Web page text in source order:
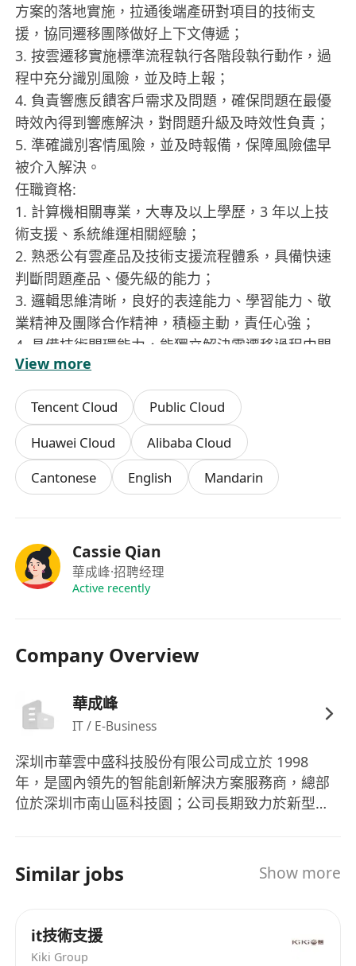
方案的落地實施，拉通後端產研對項目的技術支
援，協同遷移團隊做好上下文傳遞；
3. 按雲遷移實施標準流程執行各階段執行動作，過
程中充分識別風險，並及時上報；
4. 負責響應反饋客戶需求及問題，確保問題在最優
時效內得到響應解決，對問題升級及時效性負責；
5. 準確識別客情風險，並及時報備，保障風險儘早
被介入解決。
任職資格:
1. 計算機相關專業，大專及以上學歷，3 年以上技
術支援、系統維運相關經驗；
2. 熟悉公有雲產品及技術支援流程體系，具備快速
判斷問題產品、優先級的能力；
3. 邏輯思維清晰，良好的表達能力、學習能力、敬
業精神及團隊合作精神，積極主動，責任心強；
4. 具備技術閉環能力，能獨立解決雲遷移過程中問
題；
5. 熟悉 DNS、TCP/IP、HTTP、VPN 等協定堆應用
場景，故障排除方面擁有豐富經驗；參與或獨立完
成過複雜網路問題排查經驗優先；熟悉主流負載均
衡常見排程演算法策略；
6. 熟悉 K8S 架構，具備獨立部署、遷移和排障能
力，有中大型 K8S 集群維運經驗為佳；
除、性能優化、自動化維運；
8. 熟悉 MySQL、Oracle、MS SQL Server 等資料
庫，可獨立完成常規故障、複製 / 遷移和備份 / 恢
務溝通和匯報。
View more
Tencent Cloud
Public Cloud
Huawei Cloud
Alibaba Cloud
Cantonese
English Mandarin
Cassie Qian
華成峰·招聘经理
Active recently
Company Overview
華成峰
IT / E-Business
深圳市華雲中盛科技股份有限公司成立於 1998
年，是國內領先的智能創新解決方案服務商，總部
位於深圳市南山區科技園；公司長期致力於新型資
開發中台、HAI 人工智慧開放平台、AI 風險控管平
台等核心產品，為客戶提供豐富的各類智慧解決方
Similar jobs Show more
it技術支援
Kiki Group